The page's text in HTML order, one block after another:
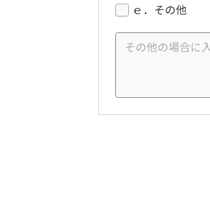
ｅ．その他